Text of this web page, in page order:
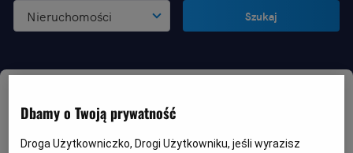
Nieruchomości Szukaj
Szukasz "licytacje poznań"
Poznań
Dbamy o Twoją prywatność
Droga Użytkowniczko, Drogi Użytkowniku, jeśli wyrazisz